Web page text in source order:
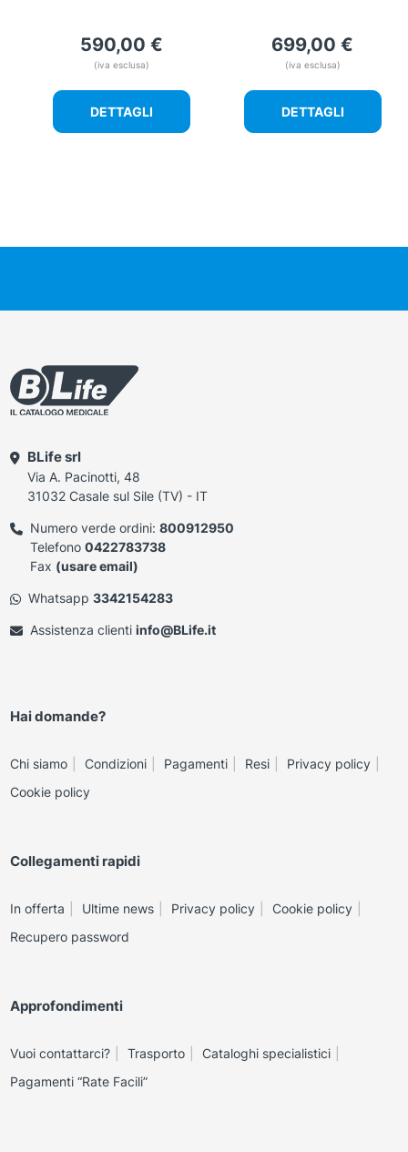
590,00 €
(iva esclusa)
DETTAGLI
699,00 €
(iva esclusa)
DETTAGLI
BLife srl
Via A. Pacinotti, 48
31032 Casale sul Sile (TV) - IT
Numero verde ordini: 800912950
Telefono 0422783738
Fax (usare email)
Whatsapp 3342154283
Assistenza clienti info@BLife.it
Hai domande?
Chi siamo Condizioni Pagamenti Resi
Privacy policy
Cookie policy
Collegamenti rapidi
In offerta Ultime news Privacy policy
Cookie policy
Recupero password
Approfondimenti
Vuoi contattarci? Trasporto
Cataloghi specialistici
Pagamenti “Rate Facili”